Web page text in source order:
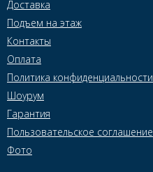
Доставка
Подъем на этаж
Контакты
Оплата
Политика конфиденциальности
Шоурум
Гарантия
Пользовательское соглашение
Фото